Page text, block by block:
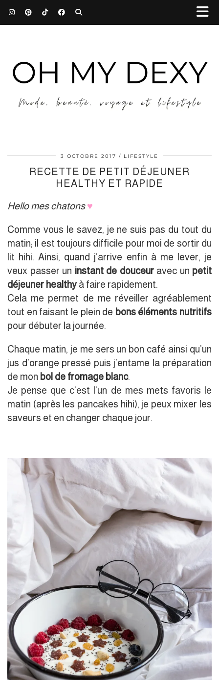
3 OCTOBRE 2017 LIFESTYLE
RECETTE DE PETIT DÉJEUNER
HEALTHY ET RAPIDE
Hello mes chatons ♥
Comme vous le savez, je ne suis pas du tout du
matin; il est toujours difficile pour moi de sortir du
lit hihi. Ainsi, quand j’arrive enfin à me lever, je
veux passer un instant de douceuravec un petit
déjeuner healthyà faire rapidement.
Cela me permet de me réveiller agréablement
tout en faisant le plein de bons éléments nutritifs
pour débuter la journée.
Chaque matin, je me sers un bon café ainsi qu’un
jus d’orange pressé puis j’entame la préparation
de mon bol de fromage blanc.
Je pense que c’est l’un de mes mets favoris le
matin (après les pancakes hihi), je peux mixer les
saveurs et en changer chaque jour.